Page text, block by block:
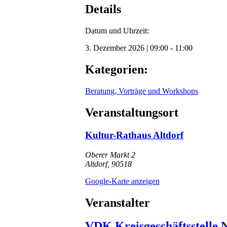
Details
Datum und Uhrzeit:
3. Dezember 2026 | 09:00 - 11:00
Kategorien:
Beratung, Vorträge und Workshops
Veranstaltungsort
Kultur-Rathaus Altdorf
Oberer Markt 2
Altdorf, 90518
Google-Karte anzeigen
Veranstalter